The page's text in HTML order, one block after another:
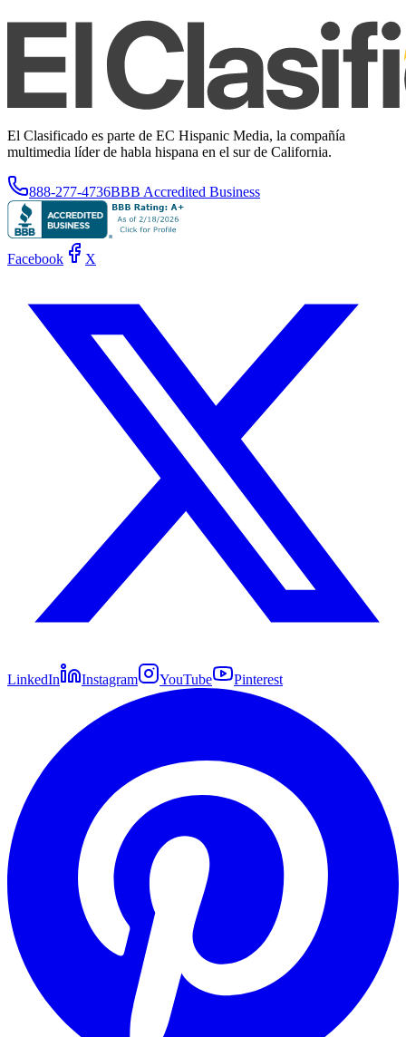
El Clasificado es parte de EC Hispanic Media, la compañía
multimedia líder de habla hispana en el sur de California.
888-277-4736BBB Accredited Business
Facebook X
LinkedIn Instagram YouTube Pinterest